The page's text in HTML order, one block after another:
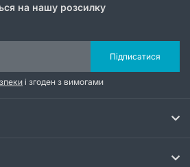
на нашу розсилку
Підписатися
і згоден з вимогами